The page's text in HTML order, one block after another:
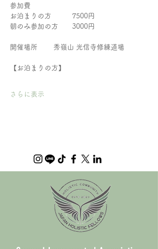
参加費
お泊まりの方　　　7500円
朝のみ参加の方　　3000円
開催場所　　 秀嶺山 光信寺修練道場
【お泊まりの方】
さらに表示